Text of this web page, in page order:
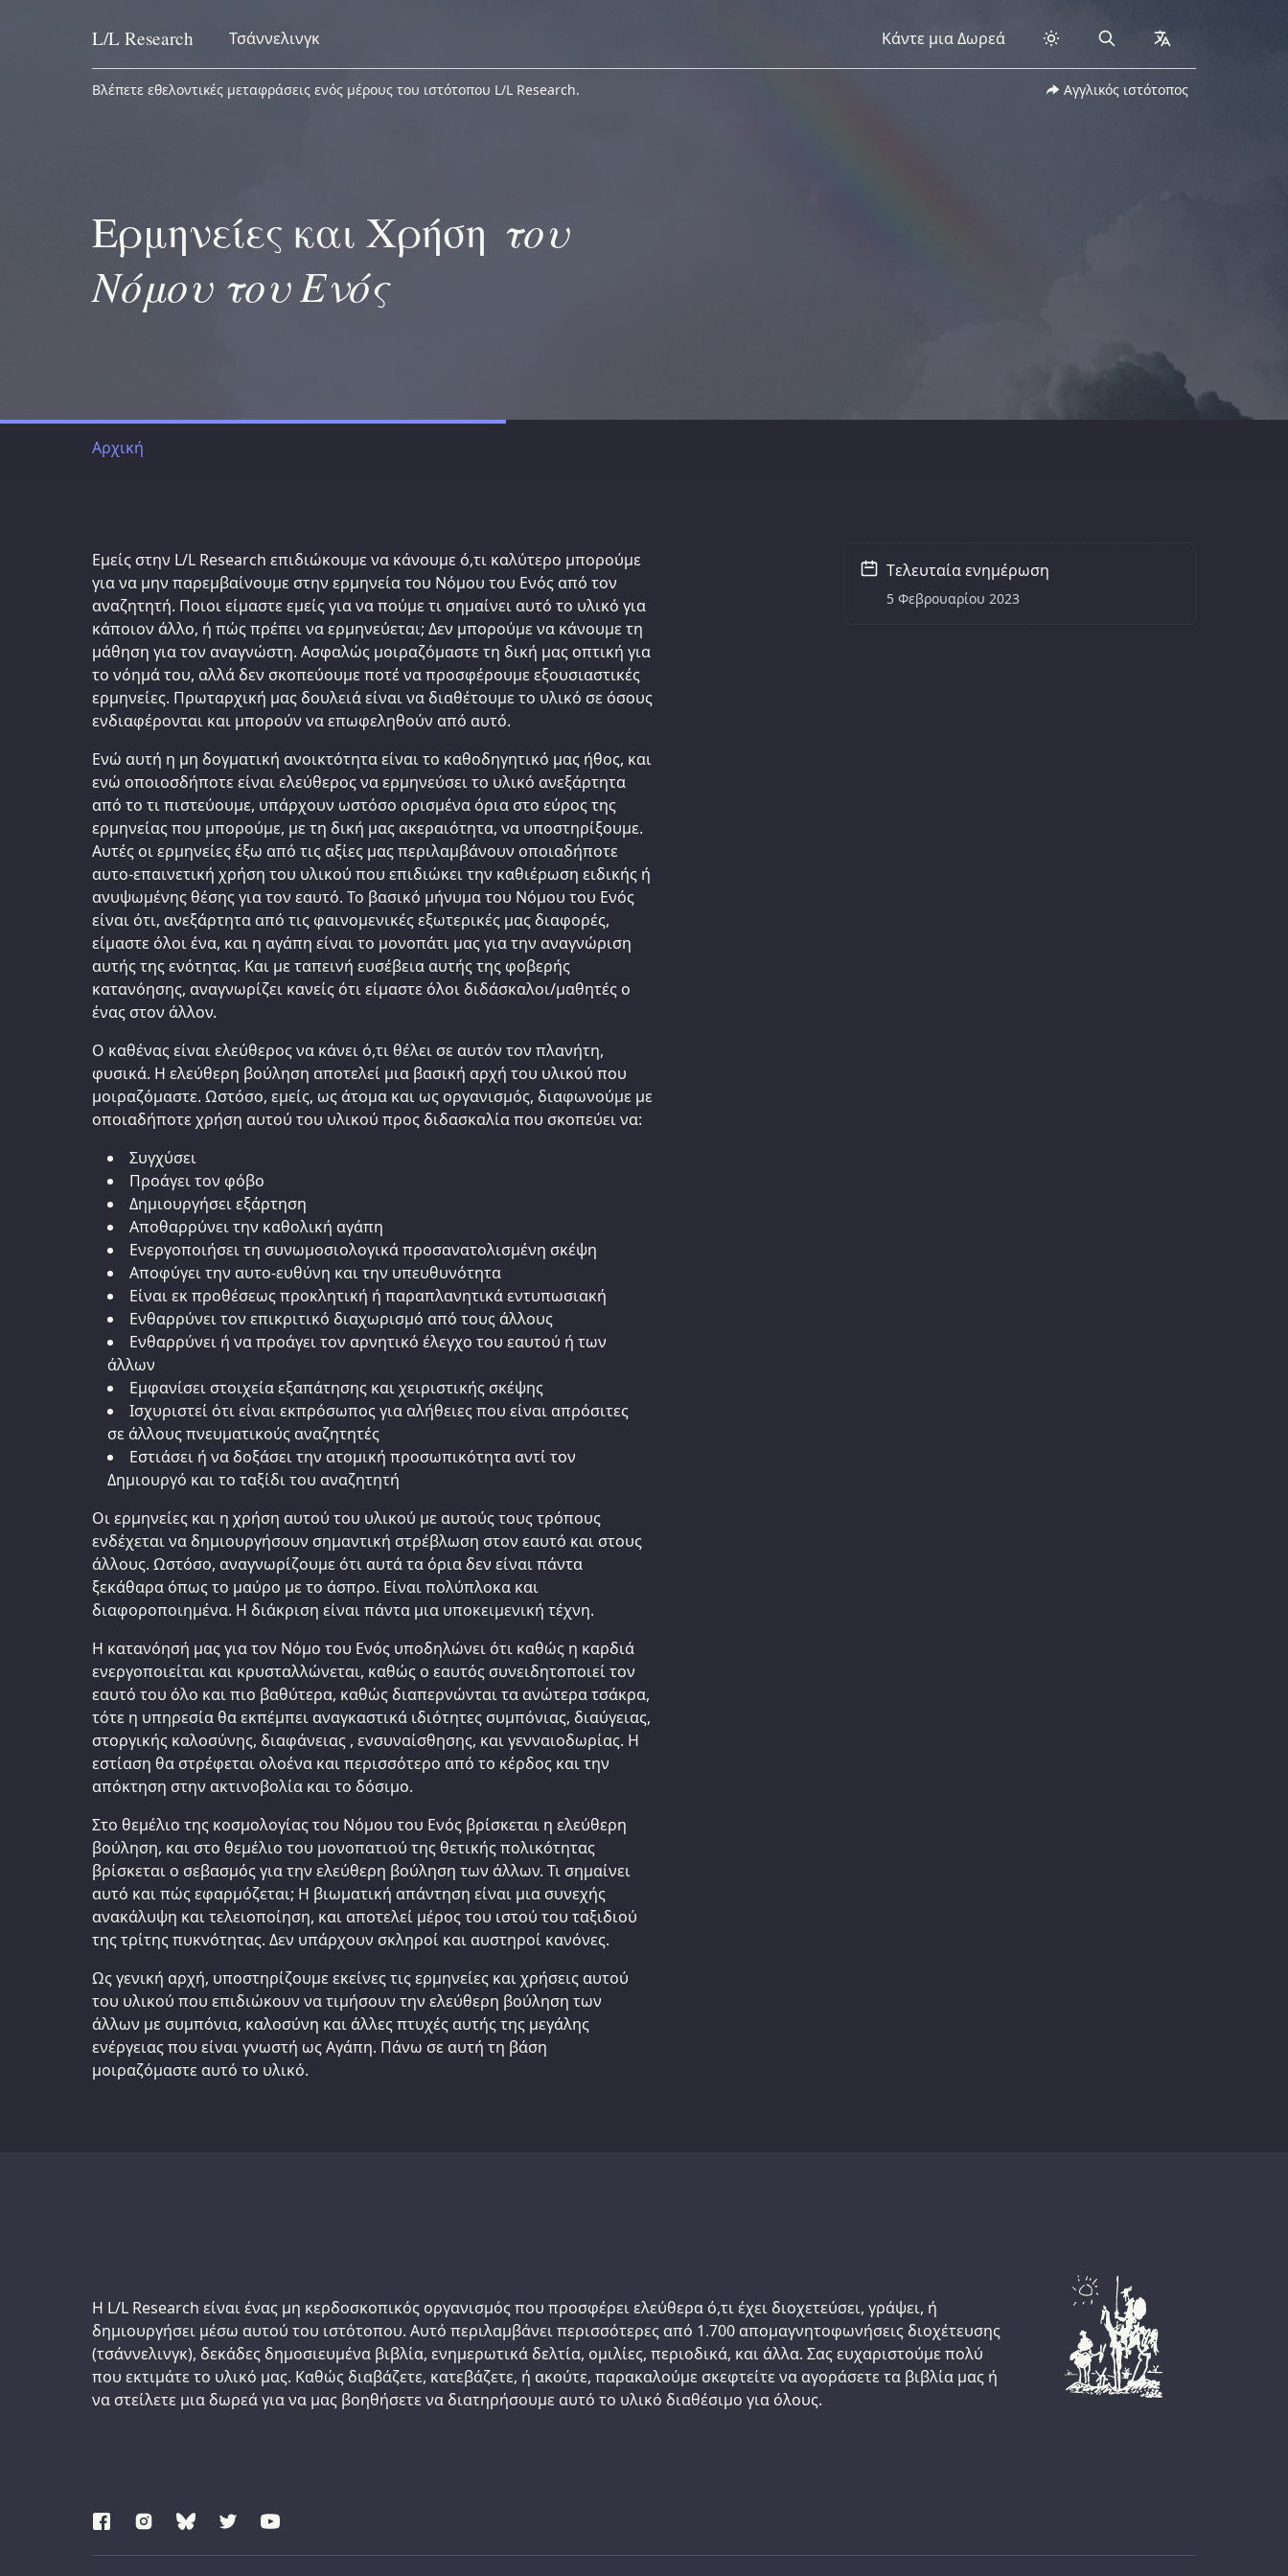
Skip to content
L/L Research Τσάννελινγκ Κάντε μια Δωρεά Search collapsed
Βλέπετε εθελοντικές μεταφράσεις ενός μέρους του ιστότοπου L/L Research. Αγγλικός ιστότοπος
Ερμηνείες και Χρήση του
Νόμου του Ενός
Αρχική
Εμείς στην L/L Research επιδιώκουμε να κάνουμε ό,τι καλύτερο μπορούμε
για να μην παρεμβαίνουμε στην ερμηνεία του Νόμου του Ενός από τον
αναζητητή. Ποιοι είμαστε εμείς για να πούμε τι σημαίνει αυτό το υλικό για
κάποιον άλλο, ή πώς πρέπει να ερμηνεύεται; Δεν μπορούμε να κάνουμε τη
μάθηση για τον αναγνώστη. Ασφαλώς μοιραζόμαστε τη δική μας οπτική για
το νόημά του, αλλά δεν σκοπεύουμε ποτέ να προσφέρουμε εξουσιαστικές
ερμηνείες. Πρωταρχική μας δουλειά είναι να διαθέτουμε το υλικό σε όσους
ενδιαφέρονται και μπορούν να επωφεληθούν από αυτό.
Ενώ αυτή η μη δογματική ανοικτότητα είναι το καθοδηγητικό μας ήθος, και
ενώ οποιοσδήποτε είναι ελεύθερος να ερμηνεύσει το υλικό ανεξάρτητα
από το τι πιστεύουμε, υπάρχουν ωστόσο ορισμένα όρια στο εύρος της
ερμηνείας που μπορούμε, με τη δική μας ακεραιότητα, να υποστηρίξουμε.
Αυτές οι ερμηνείες έξω από τις αξίες μας περιλαμβάνουν οποιαδήποτε
αυτο-επαινετική χρήση του υλικού που επιδιώκει την καθιέρωση ειδικής ή
ανυψωμένης θέσης για τον εαυτό. Το βασικό μήνυμα του Νόμου του Ενός
είναι ότι, ανεξάρτητα από τις φαινομενικές εξωτερικές μας διαφορές,
είμαστε όλοι ένα, και η αγάπη είναι το μονοπάτι μας για την αναγνώριση
αυτής της ενότητας. Και με ταπεινή ευσέβεια αυτής της φοβερής
κατανόησης, αναγνωρίζει κανείς ότι είμαστε όλοι διδάσκαλοι/μαθητές ο
ένας στον άλλον.
Ο καθένας είναι ελεύθερος να κάνει ό,τι θέλει σε αυτόν τον πλανήτη,
φυσικά. Η ελεύθερη βούληση αποτελεί μια βασική αρχή του υλικού που
μοιραζόμαστε. Ωστόσο, εμείς, ως άτομα και ως οργανισμός, διαφωνούμε με
οποιαδήποτε χρήση αυτού του υλικού προς διδασκαλία που σκοπεύει να:
Συγχύσει
Προάγει τον φόβο
Δημιουργήσει εξάρτηση
Αποθαρρύνει την καθολική αγάπη
Ενεργοποιήσει τη συνωμοσιολογικά προσανατολισμένη σκέψη
Αποφύγει την αυτο-ευθύνη και την υπευθυνότητα
Είναι εκ προθέσεως προκλητική ή παραπλανητικά εντυπωσιακή
Ενθαρρύνει τον επικριτικό διαχωρισμό από τους άλλους
Ενθαρρύνει ή να προάγει τον αρνητικό έλεγχο του εαυτού ή των
άλλων
Εμφανίσει στοιχεία εξαπάτησης και χειριστικής σκέψης
Iσχυριστεί ότι είναι εκπρόσωπος για αλήθειες που είναι απρόσιτες
σε άλλους πνευματικούς αναζητητές
Eστιάσει ή να δοξάσει την ατομική προσωπικότητα αντί τον
Δημιουργό και το ταξίδι του αναζητητή
Οι ερμηνείες και η χρήση αυτού του υλικού με αυτούς τους τρόπους
ενδέχεται να δημιουργήσουν σημαντική στρέβλωση στον εαυτό και στους
άλλους. Ωστόσο, αναγνωρίζουμε ότι αυτά τα όρια δεν είναι πάντα
ξεκάθαρα όπως το μαύρο με το άσπρο. Είναι πολύπλοκα και
διαφοροποιημένα. Η διάκριση είναι πάντα μια υποκειμενική τέχνη.
Η κατανόησή μας για τον Νόμο του Ενός υποδηλώνει ότι καθώς η καρδιά
ενεργοποιείται και κρυσταλλώνεται, καθώς ο εαυτός συνειδητοποιεί τον
εαυτό του όλο και πιο βαθύτερα, καθώς διαπερνώνται τα ανώτερα τσάκρα,
τότε η υπηρεσία θα εκπέμπει αναγκαστικά ιδιότητες συμπόνιας, διαύγειας,
στοργικής καλοσύνης, διαφάνειας , ενσυναίσθησης, και γενναιοδωρίας. Η
εστίαση θα στρέφεται ολοένα και περισσότερο από το κέρδος και την
απόκτηση στην ακτινοβολία και το δόσιμο.
Στο θεμέλιο της κοσμολογίας του Νόμου του Ενός βρίσκεται η ελεύθερη
βούληση, και στο θεμέλιο του μονοπατιού της θετικής πολικότητας
βρίσκεται ο σεβασμός για την ελεύθερη βούληση των άλλων. Τι σημαίνει
αυτό και πώς εφαρμόζεται; Η βιωματική απάντηση είναι μια συνεχής
ανακάλυψη και τελειοποίηση, και αποτελεί μέρος του ιστού του ταξιδιού
της τρίτης πυκνότητας. Δεν υπάρχουν σκληροί και αυστηροί κανόνες.
Ως γενική αρχή, υποστηρίζουμε εκείνες τις ερμηνείες και χρήσεις αυτού
του υλικού που επιδιώκουν να τιμήσουν την ελεύθερη βούληση των
άλλων με συμπόνια, καλοσύνη και άλλες πτυχές αυτής της μεγάλης
ενέργειας που είναι γνωστή ως Αγάπη. Πάνω σε αυτή τη βάση
μοιραζόμαστε αυτό το υλικό.
Tελευταία ενημέρωση
5 Φεβρουαρίου 2023
Support us:
Η L/L Research είναι ένας μη κερδοσκοπικός οργανισμός που προσφέρει ελεύθερα ό,τι έχει διοχετεύσει, γράψει, ή
δημιουργήσει μέσω αυτού του ιστότοπου. Αυτό περιλαμβάνει περισσότερες από 1.700 απομαγνητοφωνήσεις διοχέτευσης
(τσάννελινγκ), δεκάδες δημοσιευμένα βιβλία, ενημερωτικά δελτία, ομιλίες, περιοδικά, και άλλα. Σας ευχαριστούμε πολύ
που εκτιμάτε το υλικό μας. Καθώς διαβάζετε, κατεβάζετε, ή ακούτε, παρακαλούμε σκεφτείτε να αγοράσετε τα βιβλία μας ή
να στείλετε μια δωρεά για να μας βοηθήσετε να διατηρήσουμε αυτό το υλικό διαθέσιμο για όλους.